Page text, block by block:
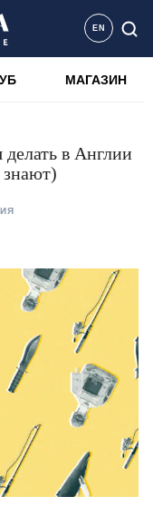
EN
МАГАЗИН
делать в Англии
знают)